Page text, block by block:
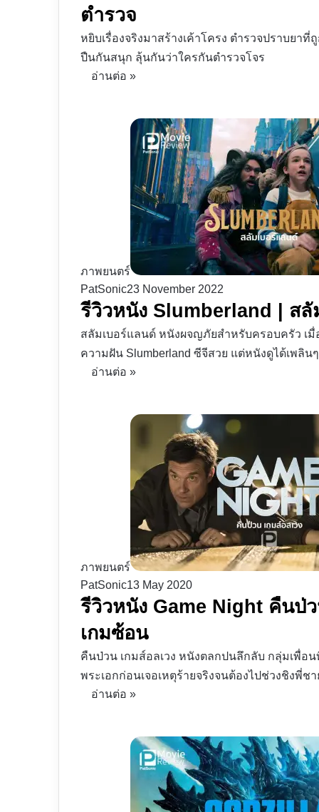
ตำรวจ
หยิบเรื่องจริงมาสร้างเค้าโครง ตำรวจปราบยา
ปืนกันสนุก ลุ้นกันว่าใครกันตำรวจโจร
อ่านต่อ »
ภาพยนตร์
PatSonic23 November 2022
รีวิวหนัง Slumberland | ส
สลัมเบอร์แลนด์ หนังผจญภัยสำหรับครอบครัว เ
ความฝัน Slumberland ซีจีสวย แต่หนังดูได้เพลินๆ
อ่านต่อ »
ภาพยนตร์
PatSonic13 May 2020
รีวิวหนัง Game Night คืนป่
เกมซ้อน
คืนป่วน เกมส์อลเวง หนังตลกปนลึกลับ กลุ่มเพื่อ
พระเอกก่อนเจอเหตุร้ายจริงจนต้องไปช่วงชิงพี่ช
อ่านต่อ »